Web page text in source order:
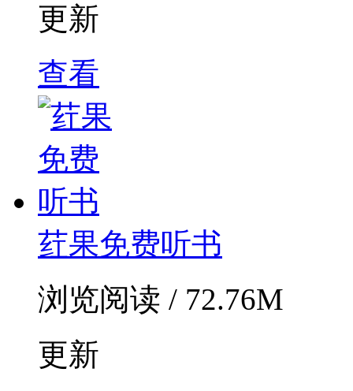
更新
查看
荭果免费听书
浏览阅读 / 72.76M
更新